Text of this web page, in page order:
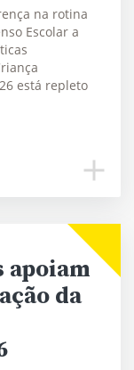
na rotina
Escolar a
está repleto
apoiam
da